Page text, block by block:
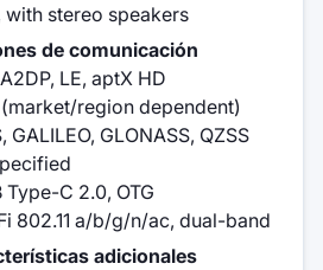
with stereo speakers
de comunicación
LE, aptX HD
region dependent)
GALILEO, GLONASS, QZSS
Type-C 2.0, OTG
802.11 a/b/g/n/ac, dual-band
adicionales